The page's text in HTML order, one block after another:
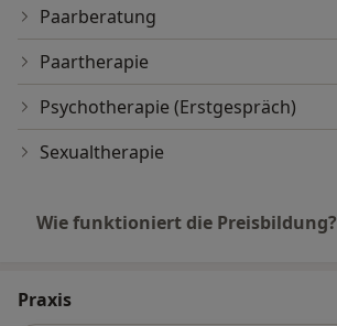
Paarberatung
Paartherapie
Psychotherapie (Erstgespräch)
Sexualtherapie
Wie funktioniert die Preisbildung?
Praxis